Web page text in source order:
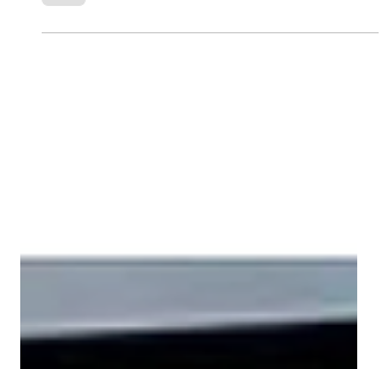
bien les choisir ? Les fraises doivent
être bien fermes, avec une...